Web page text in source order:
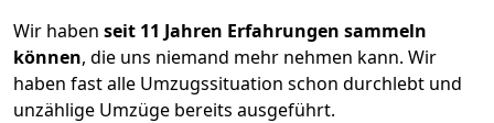
Wir haben seit 11 Jahren Erfahrungen sammeln
können, die uns niemand mehr nehmen kann. Wir
haben fast alle Umzugssituation schon durchlebt und
unzählige Umzüge bereits ausgeführt.